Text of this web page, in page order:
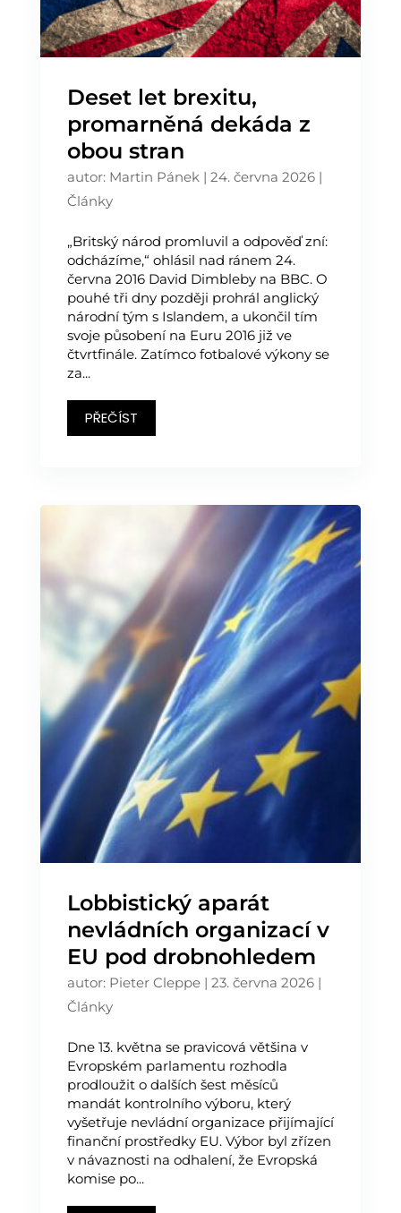
Deset let brexitu,
promarněná dekáda z
obou stran
autor: Martin Pánek| 24. června 2026|
Články
„Britský národ promluvil a odpověď zní:
odcházíme,“ ohlásil nad ránem 24.
června 2016 David Dimbleby na BBC. O
pouhé tři dny později prohrál anglický
národní tým s Islandem, a ukončil tím
svoje působení na Euru 2016 již ve
čtvrtfinále. Zatímco fotbalové výkony se
za...
PŘEČÍST
Lobbistický aparát
nevládních organizací v
EU pod drobnohledem
autor: Pieter Cleppe| 23. června 2026|
Články
Dne 13. května se pravicová většina v
Evropském parlamentu rozhodla
prodloužit o dalších šest měsíců
mandát kontrolního výboru, který
vyšetřuje nevládní organizace přijímající
finanční prostředky EU. Výbor byl zřízen
v návaznosti na odhalení, že Evropská
komise po...